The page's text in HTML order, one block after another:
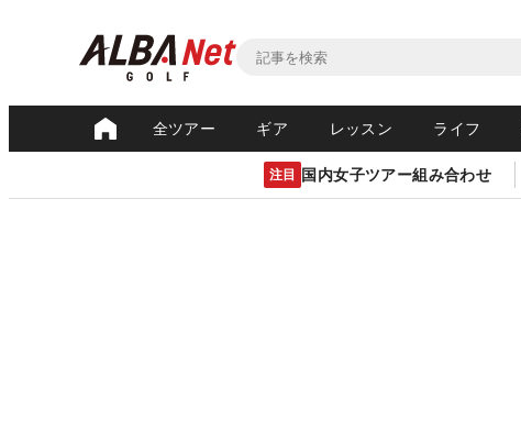
全ツアー ギア レッスン ライフ
注目 国内女子ツアー組み合わせ